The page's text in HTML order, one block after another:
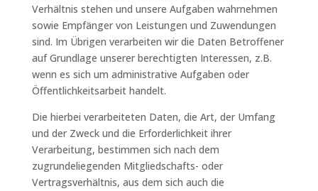
Verhältnis stehen und unsere Aufgaben wahrnehmen
sowie Empfänger von Leistungen und Zuwendungen
sind. Im Übrigen verarbeiten wir die Daten Betroffener
auf Grundlage unserer berechtigten Interessen, z.B.
wenn es sich um administrative Aufgaben oder
Öffentlichkeitsarbeit handelt.
Die hierbei verarbeiteten Daten, die Art, der Umfang
und der Zweck und die Erforderlichkeit ihrer
Verarbeitung, bestimmen sich nach dem
zugrundeliegenden Mitgliedschafts- oder
Vertragsverhältnis, aus dem sich auch die